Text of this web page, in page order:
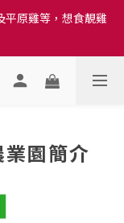
後當填寫地址時, 請
響前往結帳
後當填寫地址時, 請
響前往結帳
業園簡介